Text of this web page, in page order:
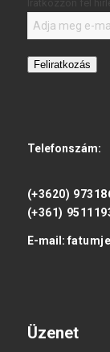
Feliratkozás
Telefonszám:
(+3620)
(+361)
E-mail:
Üzenet